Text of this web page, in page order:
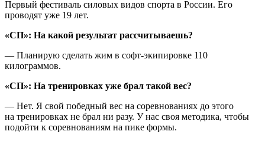
Первый фестиваль силовых видов спорта в России. Его
проводят уже 19 лет.
«СП»: На какой результат рассчитываешь?
— Планирую сделать жим в софт-экипировке 110
килограммов.
«СП»: На тренировках уже брал такой вес?
— Нет. Я свой победный вес на соревнованиях до этого
на тренировках не брал ни разу. У нас своя методика, чтобы
подойти к соревнованиям на пике формы.